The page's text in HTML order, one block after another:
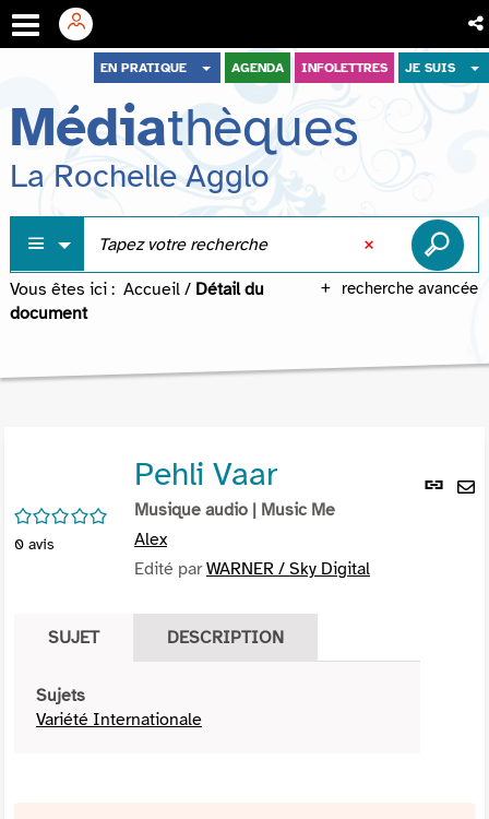
menu
contenu
recherche
EN PRATIQUE AGENDA INFOLETTRES JE SUIS
Médiathèques
La Rochelle Agglo
recherche avancée
Vous êtes ici : Accueil / Détail du
document
Lien
/5
0 avis
Pehli Vaar
Musique audio | Music Me
Alex
Edité parWARNER / Sky Digital
SUJET DESCRIPTION
Sujets
Variété Internationale